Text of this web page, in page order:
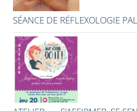
SÉANCE DE RÉFLEXOLOGIE